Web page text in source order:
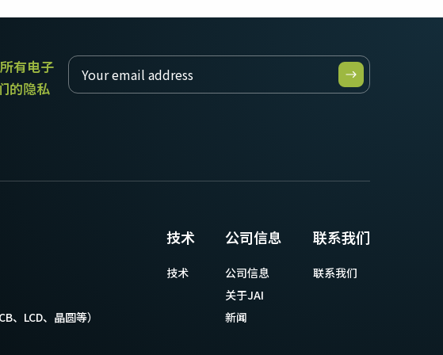
有电子
的隐私
、LCD、晶圆等）
技术
技术
公司信息
公司信息
关于JAI
新闻
联系我们
联系我们